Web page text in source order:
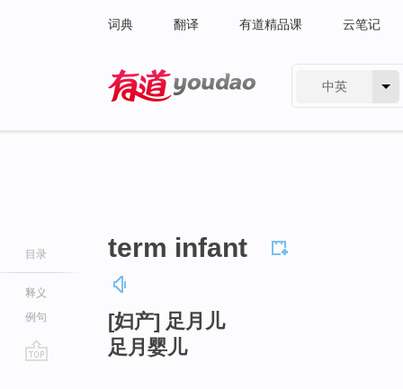
词典 翻译 有道精品课 云笔记
中英
目录
释义
例句
term infant
[妇产] 足月儿
足月婴儿